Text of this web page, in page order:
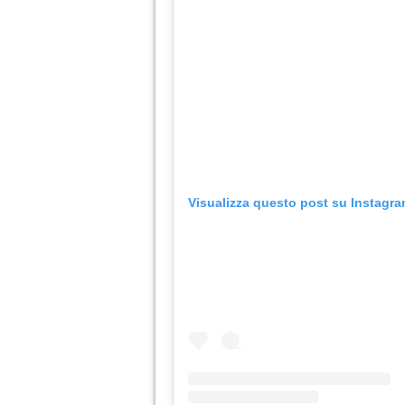
Visualizza questo post su